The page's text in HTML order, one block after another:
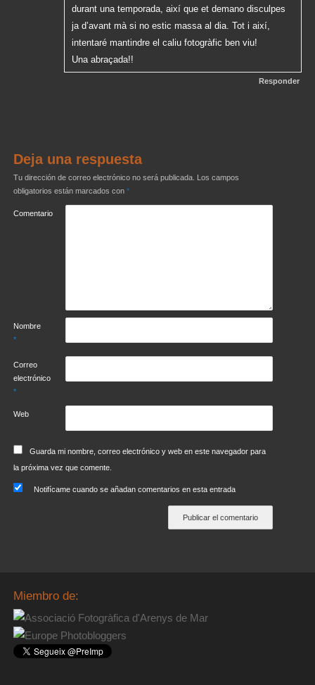
durant una temporada, així que et demano disculpes
ja d’avant mà si no estic massa al dia. Tot i així,
intentaré mantindre el caliu fotogràfic ben viu!
Una abraçada!!
Responder
Deja una respuesta
Tu dirección de correo electrónico no será publicada. Los campos
obligatorios están marcados con *
Comentario
Nombre
*
Correo
electrónico
*
Web
Guarda mi nombre, correo electrónico y web en este navegador para
la próxima vez que comente.
Notifícame cuando se añadan comentarios en esta entrada
Miembro de: